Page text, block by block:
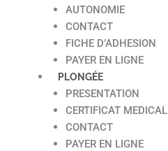
AUTONOMIE
CONTACT
FICHE D’ADHESION
PAYER EN LIGNE
PLONGÉE
PRESENTATION
CERTIFICAT MEDICAL
CONTACT
PAYER EN LIGNE